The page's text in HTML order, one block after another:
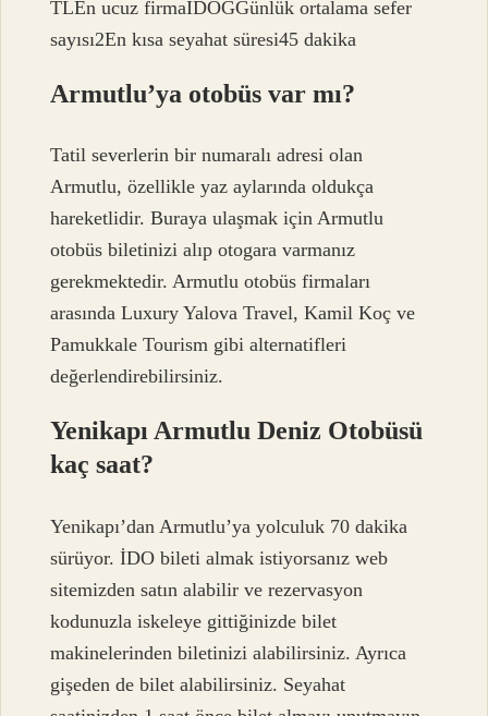
TLEn ucuz firmaIDOGGünlük ortalama sefer
sayısı2En kısa seyahat süresi45 dakika
Armutlu’ya otobüs var mı?
Tatil severlerin bir numaralı adresi olan
Armutlu, özellikle yaz aylarında oldukça
hareketlidir. Buraya ulaşmak için Armutlu
otobüs biletinizi alıp otogara varmanız
gerekmektedir. Armutlu otobüs firmaları
arasında Luxury Yalova Travel, Kamil Koç ve
Pamukkale Tourism gibi alternatifleri
değerlendirebilirsiniz.
Yenikapı Armutlu Deniz Otobüsü
kaç saat?
Yenikapı’dan Armutlu’ya yolculuk 70 dakika
sürüyor. İDO bileti almak istiyorsanız web
sitemizden satın alabilir ve rezervasyon
kodunuzla iskeleye gittiğinizde bilet
makinelerinden biletinizi alabilirsiniz. Ayrıca
gişeden de bilet alabilirsiniz. Seyahat